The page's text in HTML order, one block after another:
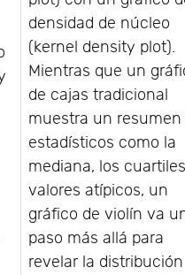
densidad de núcleo
(kernel density plot).
Mientras que un
de cajas tradicional
muestra un resumen
estadísticos como la
mediana, los
valores atípicos, un
gráfico de violín va
paso más allá para
revelar la distribución